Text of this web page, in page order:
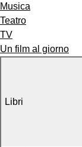
Musica
Teatro
TV
Un film al giorno
Libri